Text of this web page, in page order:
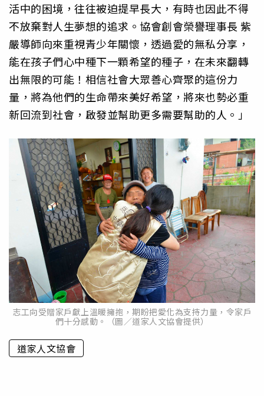
活中的困境，往往被迫提早長大，有時也因此不得
不放棄對人生夢想的追求。協會創會榮譽理事長 紫
嚴導師向來重視青少年關懷，透過愛的無私分享，
能在孩子們心中種下一顆希望的種子，在未來翻轉
出無限的可能！相信社會大眾善心齊聚的這份力
量，將為他們的生命帶來美好希望，將來也勢必重
新回流到社會，啟發並幫助更多需要幫助的人。」
志工向受贈家戶獻上溫暖擁抱，期盼把愛化為支持力量，令家戶
們十分感動。（圖／道家人文協會提供）
道家人文協會